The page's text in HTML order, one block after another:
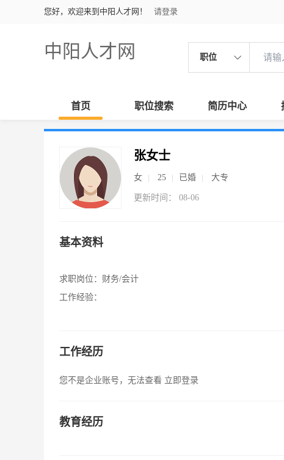
您好，欢迎来到中阳人才网！ 请登录
中阳人才网 职位
首页 职位搜索 简历中心
张女士
女 25 已婚 大专
更新时间： 08-06
基本资料
求职岗位： 财务/会计
工作经验：
工作经历
您不是企业账号，无法查看 立即登录
教育经历